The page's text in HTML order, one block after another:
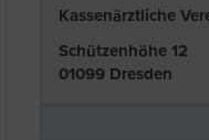
Kassenärztliche
Schützenhöhe 12
01099 Dresden